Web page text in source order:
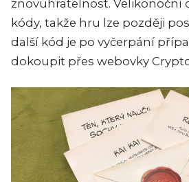
znovuhratelnost. Velikonoční
kódy, takže hru lze později
další kód je po vyčerpání
dokoupit přes webovky